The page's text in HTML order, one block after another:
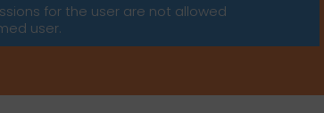
for the user are not allowed
user.